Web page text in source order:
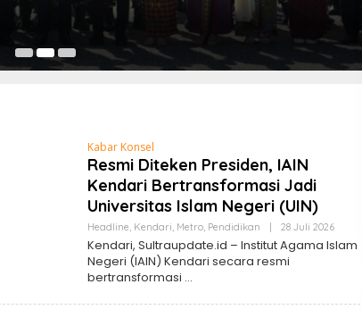
Kabar Konsel
Resmi Diteken Presiden, IAIN
Kendari Bertransformasi Jadi
Universitas Islam Negeri (UIN)
Headline, Kendari, Metro, Pendidikan 28 Juli 2026Oleh
Update
Kendari, Sultraupdate.id – Institut Agama Islam
Negeri (IAIN) Kendari secara resmi
bertransformasi